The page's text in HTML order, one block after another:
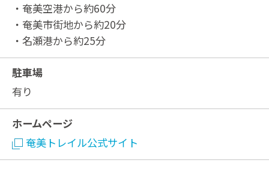
・奄美空港から約60分
・奄美市街地から約20分
・名瀬港から約25分
駐車場
有り
ホームページ
奄美トレイル公式サイト